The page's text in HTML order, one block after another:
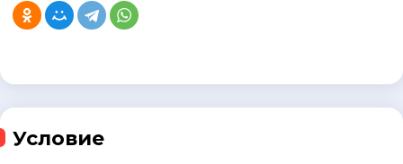
Условие